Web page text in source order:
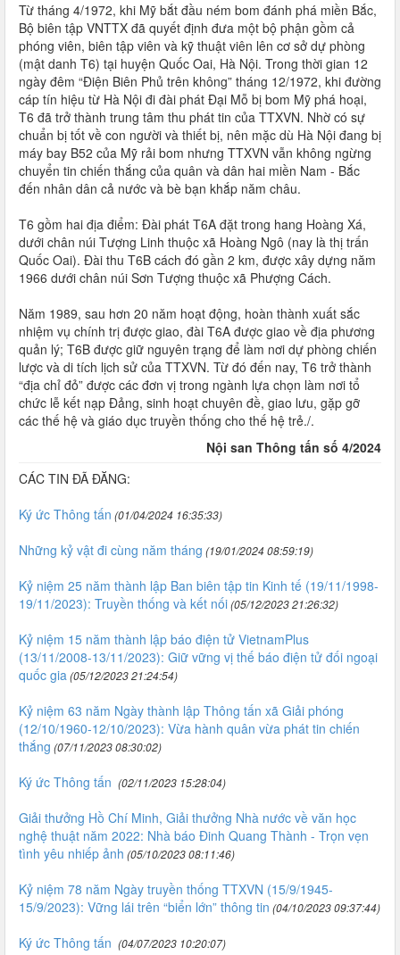
Từ tháng 4/1972, khi Mỹ bắt đầu ném bom đánh phá miền Bắc,
Bộ biên tập VNTTX đã quyết định đưa một bộ phận gồm cả
phóng viên, biên tập viên và kỹ thuật viên lên cơ sở dự phòng
(mật danh T6) tại huyện Quốc Oai, Hà Nội. Trong thời gian 12
ngày đêm “Điện Biên Phủ trên không” tháng 12/1972, khi đường
cáp tín hiệu từ Hà Nội đi đài phát Đại Mỗ bị bom Mỹ phá hoại,
T6 đã trở thành trung tâm thu phát tin của TTXVN. Nhờ có sự
chuẩn bị tốt về con người và thiết bị, nên mặc dù Hà Nội đang bị
máy bay B52 của Mỹ rải bom nhưng TTXVN vẫn không ngừng
chuyển tin chiến thắng của quân và dân hai miền Nam - Bắc
đến nhân dân cả nước và bè bạn khắp năm châu.
T6 gồm hai địa điểm: Đài phát T6A đặt trong hang Hoàng Xá,
dưới chân núi Tượng Linh thuộc xã Hoàng Ngô (nay là thị trấn
Quốc Oai). Đài thu T6B cách đó gần 2 km, được xây dựng năm
1966 dưới chân núi Sơn Tượng thuộc xã Phượng Cách.
Năm 1989, sau hơn 20 năm hoạt động, hoàn thành xuất sắc
nhiệm vụ chính trị được giao, đài T6A được giao về địa phương
quản lý; T6B được giữ nguyên trạng để làm nơi dự phòng chiến
lược và di tích lịch sử của TTXVN. Từ đó đến nay, T6 trở thành
“địa chỉ đỏ” được các đơn vị trong ngành lựa chọn làm nơi tổ
chức lễ kết nạp Đảng, sinh hoạt chuyên đề, giao lưu, gặp gỡ
các thế hệ và giáo dục truyền thống cho thế hệ trẻ./.
Nội san Thông tấn số 4/2024
CÁC TIN ĐÃ ĐĂNG:
Ký ức Thông tấn (01/04/2024 16:35:33)
Những kỷ vật đi cùng năm tháng (19/01/2024 08:59:19)
Kỷ niệm 25 năm thành lập Ban biên tập tin Kinh tế (19/11/1998-
19/11/2023): Truyền thống và kết nối(05/12/2023 21:26:32)
Kỷ niệm 15 năm thành lập báo điện tử VietnamPlus
(13/11/2008-13/11/2023): Giữ vững vị thế báo điện tử đối ngoại
quốc gia(05/12/2023 21:24:54)
Kỷ niệm 63 năm Ngày thành lập Thông tấn xã Giải phóng
(12/10/1960-12/10/2023): Vừa hành quân vừa phát tin chiến
thắng (07/11/2023 08:30:02)
Ký ức Thông tấn (02/11/2023 15:28:04)
Giải thưởng Hồ Chí Minh, Giải thưởng Nhà nước về văn học
nghệ thuật năm 2022: Nhà báo Đinh Quang Thành - Trọn vẹn
tình yêu nhiếp ảnh (05/10/2023 08:11:46)
Kỷ niệm 78 năm Ngày truyền thống TTXVN (15/9/1945-
15/9/2023): Vững lái trên “biển lớn” thông tin (04/10/2023 09:37:44)
Ký ức Thông tấn (04/07/2023 10:20:07)